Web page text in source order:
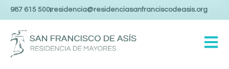
987 615 500residencia@residenciasanfranciscodeasis.org